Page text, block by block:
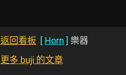
返回看板 [ Horn ] 樂器
更多 buji 的文章